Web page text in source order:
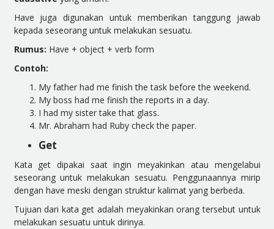
Have juga digunakan untuk memberikan tanggung jawab
kepada seseorang untuk melakukan sesuatu.
Rumus: Have + object + verb form
Contoh:
My father had me finish the task before the weekend.
My boss had me finish the reports in a day.
I had my sister take that glass.
Mr. Abraham had Ruby check the paper.
Get
Kata get dipakai saat ingin meyakinkan atau mengelabui
seseorang untuk melakukan sesuatu. Penggunaannya mirip
dengan have meski dengan struktur kalimat yang berbeda.
Tujuan dari kata get adalah meyakinkan orang tersebut untuk
melakukan sesuatu untuk dirinya.